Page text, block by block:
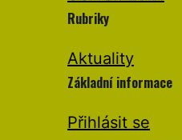
Rubriky
Aktuality
Základní informace
Přihlásit se